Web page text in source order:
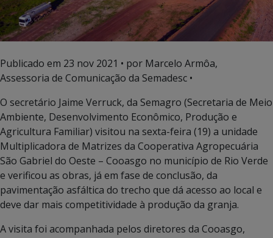
Publicado em 23 nov 2021 • por Marcelo Armôa,
Assessoria de Comunicação da Semadesc •
O secretário Jaime Verruck, da Semagro (Secretaria de Meio
Ambiente, Desenvolvimento Econômico, Produção e
Agricultura Familiar) visitou na sexta-feira (19) a unidade
Multiplicadora de Matrizes da Cooperativa Agropecuária
São Gabriel do Oeste – Cooasgo no município de Rio Verde
e verificou as obras, já em fase de conclusão, da
pavimentação asfáltica do trecho que dá acesso ao local e
deve dar mais competitividade à produção da granja.
A visita foi acompanhada pelos diretores da Cooasgo,